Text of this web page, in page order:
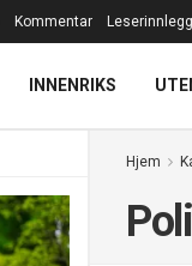
Kommentar Leserinnlegg
INNENRIKS
Hjem